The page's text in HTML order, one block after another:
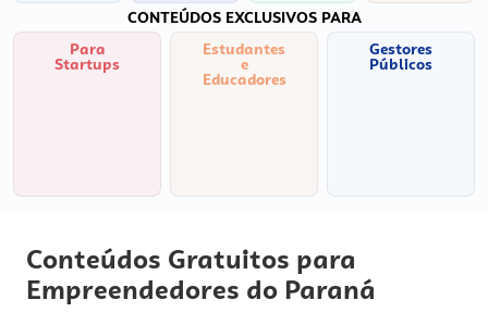
CONTEÚDOS EXCLUSIVOS PARA
Para
Startups
Estudantes
e
Educadores
Gestores
Públicos
Conteúdos Gratuitos para
Empreendedores do Paraná